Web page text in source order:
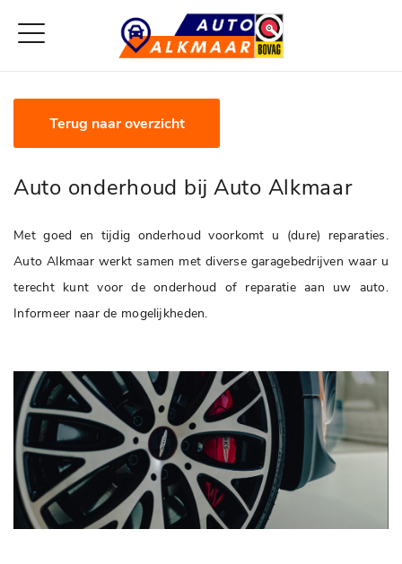
Terug naar overzicht
Auto onderhoud bij Auto Alkmaar
Met goed en tijdig onderhoud voorkomt u (dure) reparaties.
Auto Alkmaar werkt samen met diverse garagebedrijven waar u
terecht kunt voor de onderhoud of reparatie aan uw auto.
Informeer naar de mogelijkheden.